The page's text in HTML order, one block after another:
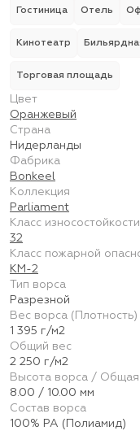
Гостиница Отель
Кинотеатр
Торговая площадь
Цвет
Оранжевый
Страна
Нидерланды
Фабрика
Bonkeel
Коллекция
Parliament
Класс износостойкости
32
Класс пожарной
КМ-2
Тип ворса
Разрезной
Вес ворса (Плотность)
1 395 г/м2
Общий вес
2 250 г/м2
Высота ворса / Общая
8.00 / 10.00 мм
Состав ворса
100% PA (Полиамид)